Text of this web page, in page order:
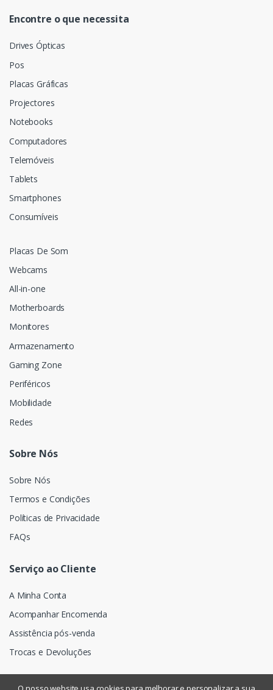
Encontre o que necessita
Drives Ópticas
Pos
Placas Gráficas
Projectores
Notebooks
Computadores
Telemóveis
Tablets
Smartphones
Consumíveis
Placas De Som
Webcams
All-in-one
Motherboards
Monitores
Armazenamento
Gaming Zone
Periféricos
Mobilidade
Redes
Sobre Nós
Sobre Nós
Termos e Condições
Políticas de Privacidade
FAQs
Serviço ao Cliente
A Minha Conta
Acompanhar Encomenda
Assistência pós-venda
Trocas e Devoluções